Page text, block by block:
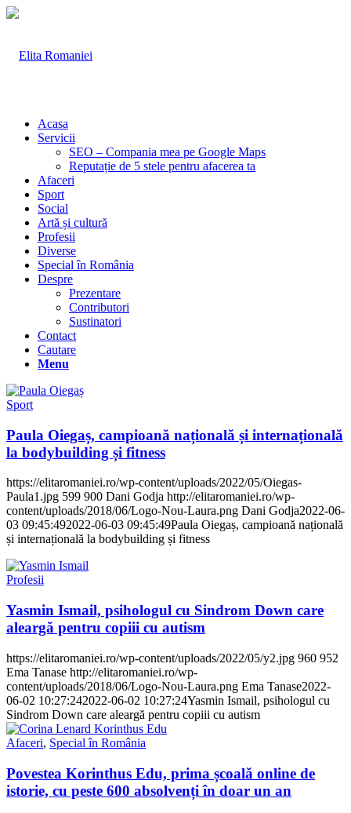
Acasa
Servicii
SEO – Compania mea pe Google Maps
Reputație de 5 stele pentru afacerea ta
Afaceri
Sport
Social
Artă și cultură
Profesii
Diverse
Special în România
Despre
Prezentare
Contributori
Sustinatori
Contact
Cautare
Menu
Sport
Paula Oiegaș, campioană națională și internațională
la bodybuilding și fitness
https://elitaromaniei.ro/wp-content/uploads/2022/05/Oiegas-
Paula1.jpg 599 900 Dani Godja http://elitaromaniei.ro/wp-
content/uploads/2018/06/Logo-Nou-Laura.png Dani Godja2022-06-
03 09:45:492022-06-03 09:45:49Paula Oiegaș, campioană națională
și internațională la bodybuilding și fitness
Profesii
Yasmin Ismail, psihologul cu Sindrom Down care
aleargă pentru copiii cu autism
https://elitaromaniei.ro/wp-content/uploads/2022/05/y2.jpg 960 952
Ema Tanase http://elitaromaniei.ro/wp-
content/uploads/2018/06/Logo-Nou-Laura.png Ema Tanase2022-
06-02 10:27:242022-06-02 10:27:24Yasmin Ismail, psihologul cu
Sindrom Down care aleargă pentru copiii cu autism
Afaceri, Special în România
Povestea Korinthus Edu, prima școală online de
istorie, cu peste 600 absolvenți în doar un an